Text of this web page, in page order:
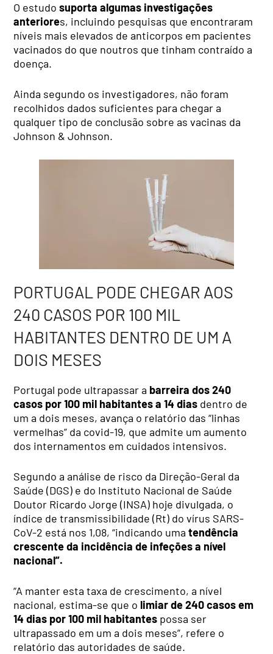
O estudosuporta algumas investigações
anteriores, incluindo pesquisas que encontraram
níveis mais elevados de anticorpos em pacientes
vacinados do que noutros que tinham contraído a
doença.
Ainda segundo os investigadores, não foram
recolhidos dados suficientes para chegar a
qualquer tipo de conclusão sobre as vacinas da
Johnson & Johnson.
PORTUGAL PODE CHEGAR AOS
240 CASOS POR 100 MIL
HABITANTES DENTRO DE UM A
DOIS MESES
Portugal pode ultrapassar a barreira dos 240
casos por 100 mil habitantes a 14 dias dentro de
um a dois meses, avança o relatório das “linhas
vermelhas” da covid-19, que admite um aumento
dos internamentos em cuidados intensivos.
Segundo a análise de risco da Direção-Geral da
Saúde (DGS) e do Instituto Nacional de Saúde
Doutor Ricardo Jorge (INSA) hoje divulgada, o
índice de transmissibilidade (Rt) do vírus SARS-
CoV-2 está nos 1,08, “indicando umatendência
crescente da incidência de infeções a nível
nacional”.
“A manter esta taxa de crescimento, a nível
nacional, estima-se que o limiar de 240 casos em
14 dias por 100 mil habitantes possa ser
ultrapassado em um a dois meses”, refere o
relatório das autoridades de saúde.